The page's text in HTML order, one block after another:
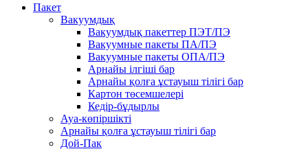
Пакет
Вакуумдық
Вакуумдық пакеттер ПЭТ/ПЭ
Вакуумные пакеты ПА/ПЭ
Вакуумные пакеты ОПА/ПЭ
Арнайы ілгіші бар
Арнайы қолға ұстауыш тілігі бар
Картон төсемшелері
Кедір-бұдырлы
Ауа-көпіршікті
Арнайы қолға ұстауыш тілігі бар
Дой-Пак